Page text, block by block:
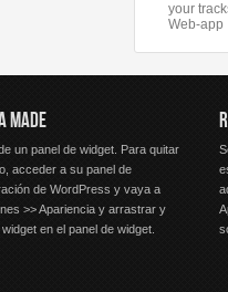
your
Web-app
MADE
un panel de widget. Para quitar
acceder a su panel de
de WordPress y vaya a
>> Apariencia y arrastrar y
en el panel de widget.